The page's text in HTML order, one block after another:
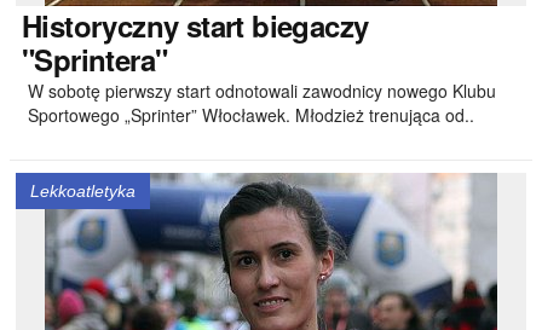
Historycznystart biegaczy
"Sprintera"
W sobotę pierwszy start odnotowali zawodnicy nowego Klubu
Sportowego „Sprinter” Włocławek. Młodzież trenująca od..
Lekkoatletyka